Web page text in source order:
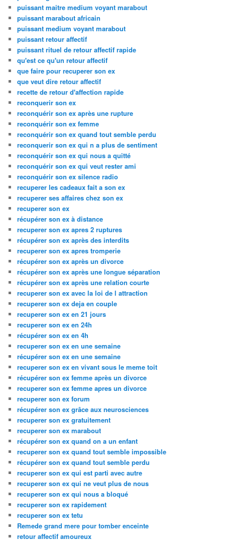
puissant maitre medium voyant marabout
puissant marabout africain
puissant medium voyant marabout
puissant retour affectif
puissant rituel de retour affectif rapide
qu'est ce qu'un retour affectif
que faire pour recuperer son ex
que veut dire retour affectif
recette de retour d'affection rapide
reconquerir son ex
reconquérir son ex après une rupture
reconquérir son ex femme
reconquérir son ex quand tout semble perdu
reconquerir son ex qui n a plus de sentiment
reconquérir son ex qui nous a quitté
reconquérir son ex qui veut rester ami
reconquérir son ex silence radio
recuperer les cadeaux fait a son ex
recuperer ses affaires chez son ex
recuperer son ex
récupérer son ex à distance
recuperer son ex apres 2 ruptures
récupérer son ex après des interdits
recuperer son ex apres tromperie
récupérer son ex après un divorce
récupérer son ex après une longue séparation
récupérer son ex après une relation courte
recuperer son ex avec la loi de l attraction
recuperer son ex deja en couple
recuperer son ex en 21 jours
recuperer son ex en 24h
récupérer son ex en 4h
recuperer son ex en une semaine
récupérer son ex en une semaine
recuperer son ex en vivant sous le meme toit
récupérer son ex femme après un divorce
recuperer son ex femme apres un divorce
recuperer son ex forum
récupérer son ex grâce aux neurosciences
recuperer son ex gratuitement
recuperer son ex marabout
récupérer son ex quand on a un enfant
recuperer son ex quand tout semble impossible
récupérer son ex quand tout semble perdu
recuperer son ex qui est parti avec autre
recuperer son ex qui ne veut plus de nous
recuperer son ex qui nous a bloqué
recuperer son ex rapidement
recuperer son ex tetu
Remede grand mere pour tomber enceinte
retour affectif amoureux